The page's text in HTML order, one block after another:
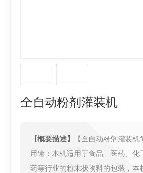
全自动粉剂灌装机
【概要描述】
【全自动粉剂灌装机
用途：本机适用于食品、医药、化
药等行业的粉末状物料的包装，本